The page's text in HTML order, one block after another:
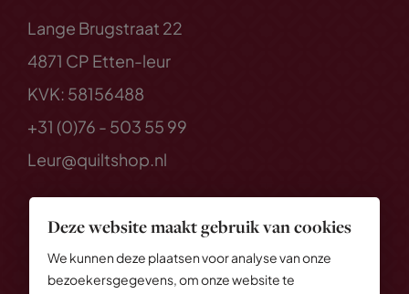
Deze website maakt gebruik van cookies
We kunnen deze plaatsen voor analyse van onze
bezoekersgegevens, om onze website te
Lange Brugstraat 22
4871 CP Etten-leur
KVK: 58156488
+31 (0)76 - 503 55 99
Leur@quiltshop.nl